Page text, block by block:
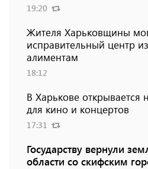
19:20
Жителя Харьковщины
исправительный центр
алиментам
18:12
В Харькове открывается
для кино и концертов
17:31
Государству вернули
области со скифским